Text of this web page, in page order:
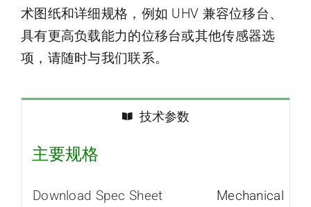
术图纸和详细规格，例如 UHV 兼容位移台、
具有更高负载能力的位移台或其他传感器选
项，请随时与我们联系。
技术参数
主要规格
Download Spec Sheet
Mechanical